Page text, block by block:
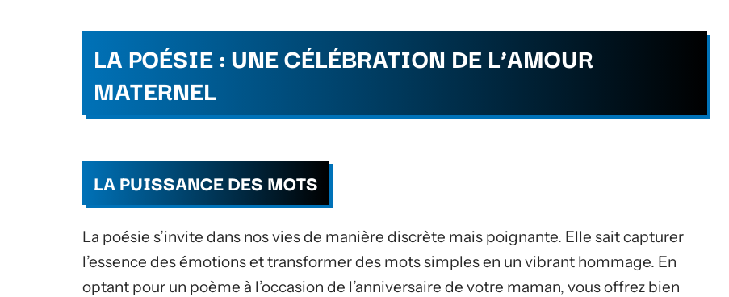
LA POÉSIE : UNE CÉLÉBRATION DE L’AMOUR
MATERNEL
LA PUISSANCE DES MOTS
La poésie s’invite dans nos vies de manière discrète mais poignante. Elle sait capturer
l’essence des émotions et transformer des mots simples en un vibrant hommage. En
optant pour un poème à l’occasion de l’anniversaire de votre maman, vous offrez bien